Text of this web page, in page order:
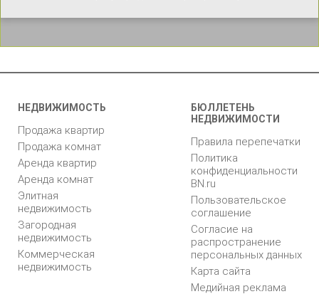
НЕДВИЖИМОСТЬ
Продажа квартир
Продажа комнат
Аренда квартир
Аренда комнат
Элитная
недвижимость
Загородная
недвижимость
Коммерческая
недвижимость
БЮЛЛЕТЕНЬ
НЕДВИЖИМОСТИ
Правила перепечатки
Политика
конфиденциальности
BN.ru
Пользовательское
соглашение
Согласие на
распространение
персональных данных
Карта сайта
Медийная реклама